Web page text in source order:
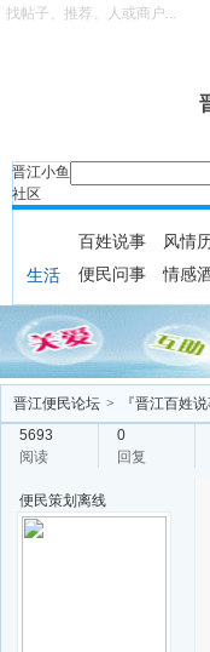
晋江小鱼
社区
找帖子、推荐、人或商户...
生活
百姓说事
风情
便民问事
情感
晋江便民论坛 > 『晋江百姓说
5693
阅读
0
回复
便民策划 离线